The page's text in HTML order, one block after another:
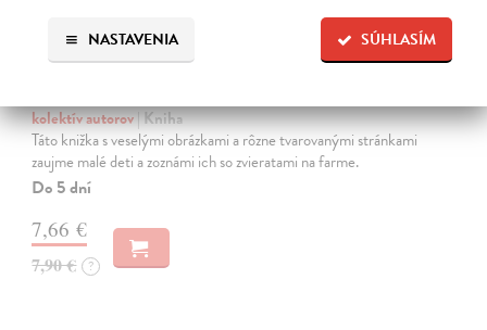
SÚHLASÍM
NASTAVENIA
kolektív autorov| Kniha
Táto knižka s veselými obrázkami a rôzne tvarovanými stránkami
zaujme malé deti a zoznámi ich so zvieratami na farme.
Do 5 dní
7,66 €
7,90 € ?